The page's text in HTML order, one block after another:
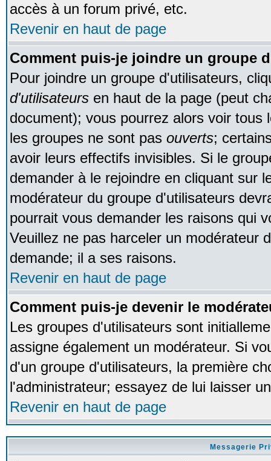
accès à un forum privé, etc.
Revenir en haut de page
Comment puis-je joindre un groupe
Pour joindre un groupe d'utilisateurs,
d'utilisateurs en haut de la page (peut
document); vous pourrez alors voir tous
les groupes ne sont pas ouverts;
avoir leurs effectifs invisibles. Si le
demander à le rejoindre en cliquant sur
modérateur du groupe d'utilisateurs
pourrait vous demander les raisons qui
Veuillez ne pas harceler un modérateur
demande; il a ses raisons.
Revenir en haut de page
Comment puis-je devenir le
Les groupes d'utilisateurs sont
assigne également un modérateur. Si
d'un groupe d'utilisateurs, la première
l'administrateur; essayez de lui laisser
Revenir en haut de page
Messagerie